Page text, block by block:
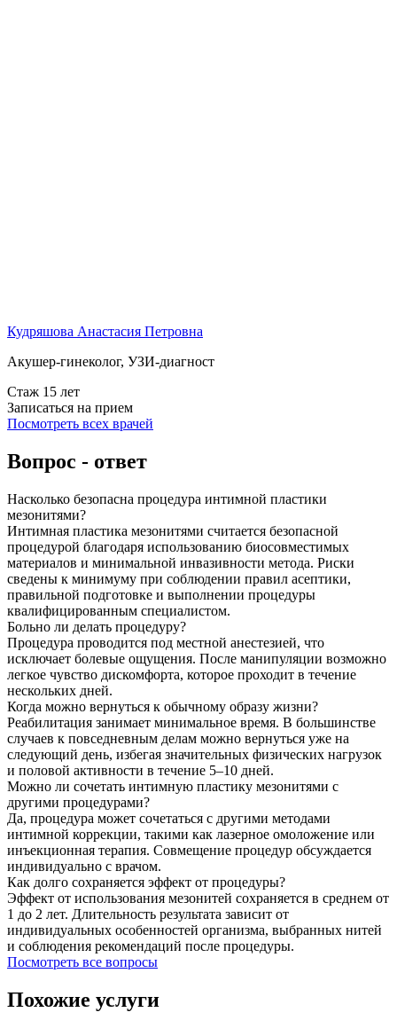
Кудряшова Анастасия Петровна
Акушер-гинеколог, УЗИ-диагност
Стаж 15 лет
Записаться на прием
Посмотреть всех врачей
Вопрос - ответ
Насколько безопасна процедура интимной пластики
мезонитями?
Интимная пластика мезонитями считается безопасной
процедурой благодаря использованию биосовместимых
материалов и минимальной инвазивности метода. Риски
сведены к минимуму при соблюдении правил асептики,
правильной подготовке и выполнении процедуры
квалифицированным специалистом.
Больно ли делать процедуру?
Процедура проводится под местной анестезией, что
исключает болевые ощущения. После манипуляции возможно
легкое чувство дискомфорта, которое проходит в течение
нескольких дней.
Когда можно вернуться к обычному образу жизни?
Реабилитация занимает минимальное время. В большинстве
случаев к повседневным делам можно вернуться уже на
следующий день, избегая значительных физических нагрузок
и половой активности в течение 5–10 дней.
Можно ли сочетать интимную пластику мезонитями с
другими процедурами?
Да, процедура может сочетаться с другими методами
интимной коррекции, такими как лазерное омоложение или
инъекционная терапия. Совмещение процедур обсуждается
индивидуально с врачом.
Как долго сохраняется эффект от процедуры?
Эффект от использования мезонитей сохраняется в среднем от
1 до 2 лет. Длительность результата зависит от
индивидуальных особенностей организма, выбранных нитей
и соблюдения рекомендаций после процедуры.
Посмотреть все вопросы
Похожие услуги